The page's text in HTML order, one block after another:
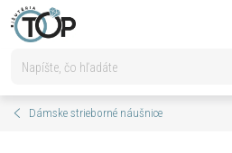
Prejsť
na
Dámske strieborné náušnice